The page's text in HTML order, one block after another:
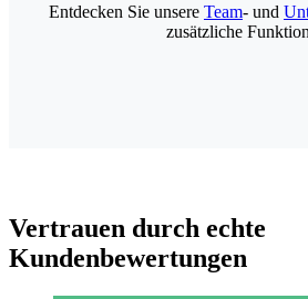
Entdecken Sie unsere Team- und
zusätzliche
Vertrauen durch echte
Kundenbewertungen